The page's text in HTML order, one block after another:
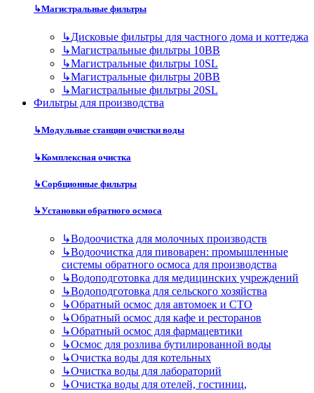
↳Магистральные фильтры
↳Дисковые фильтры для частного дома и коттеджа
↳Магистральные фильтры 10BB
↳Магистральные фильтры 10SL
↳Магистральные фильтры 20BB
↳Магистральные фильтры 20SL
Фильтры для производства
↳Модульные станции очистки воды
↳Комплексная очистка
↳Сорбционные фильтры
↳Установки обратного осмоса
↳Водоочистка для молочных производств
↳Водоочистка для пивоварен: промышленные
системы обратного осмоса для производства
↳Водоподготовка для медицинских учреждений
↳Водоподготовка для сельского хозяйства
↳Обратный осмос для автомоек и СТО
↳Обратный осмос для кафе и ресторанов
↳Обратный осмос для фармацевтики
↳Осмос для розлива бутилированной воды
↳Очистка воды для котельных
↳Очистка воды для лабораторий
↳Очистка воды для отелей, гостиниц,